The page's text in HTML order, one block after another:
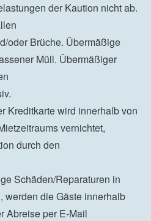
der Kaution nicht ab.
oder Brüche. Übermäßige
Müll. Übermäßiger
Kreditkarte wird innerhalb von
vernichtet,
durch den
Schäden/Reparaturen in
werden die Gäste innerhalb
Abreise per E-Mail